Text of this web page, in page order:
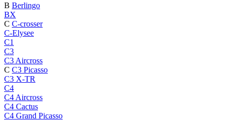
B Berlingo
BX
C C-crosser
C-Elysee
C1
C3
C3 Aircross
C C3 Picasso
C3 X-TR
C4
C4 Aircross
C4 Cactus
C4 Grand Picasso